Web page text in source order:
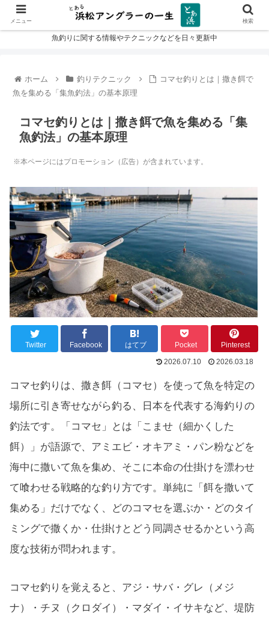
魚釣りに関する情報やテクニックなどを日々更新中
ホーム 釣りテクニック
コマセ釣りとは｜撒き餌で
魚を集める「集魚釣法」の基本原理
コマセ釣りとは｜撒き餌で魚を集める「集
魚釣法」の基本原理
※本ページにはプロモーション（広告）が含まれています。
Twitter Facebook はてブ Pocket
Pinterest
2026.07.10
2026.03.18
コマセ釣りは、撒き餌（コマセ）を使って魚を特定の
場所に引き寄せながら釣る、日本を代表する海釣りの
釣法です。「コマセ」とは「こませ（細かくした
餌）」が語源で、アミエビ・オキアミ・パン粉などを
海中に撒いて魚を集め、そこに本命の仕掛けを漂わせ
て喰わせる戦略的な釣り方です。単純に「餌を撒いて
集める」だけでなく、どのコマセを選ぶか・どのタイ
ミングで撒くか・仕掛けとどう同調させるかという高
度な技術が問われます。
コマセ釣りを覚えると、アジ・サバ・グレ（メジ
ナ）・チヌ（クロダイ）・マダイ・イサキなど、堤防
メニュー 検索